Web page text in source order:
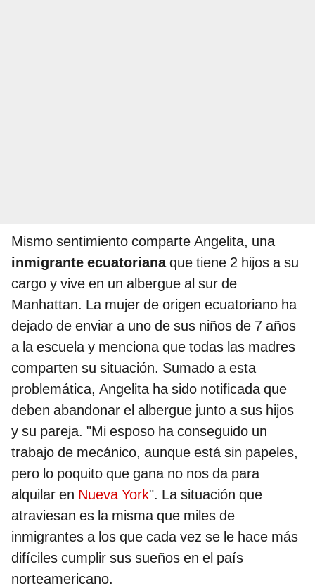
Mismo sentimiento comparte Angelita, una
inmigrante ecuatorianaque tiene 2 hijos a su
cargo y vive en un albergue al sur de
Manhattan. La mujer de origen ecuatoriano ha
dejado de enviar a uno de sus niños de 7 años
a la escuela y menciona que todas las madres
comparten su situación. Sumado a esta
problemática, Angelita ha sido notificada que
deben abandonar el albergue junto a sus hijos
y su pareja. "Mi esposo ha conseguido un
trabajo de mecánico, aunque está sin papeles,
pero lo poquito que gana no nos da para
alquilar en Nueva York". La situación que
atraviesan es la misma que miles de
inmigrantes a los que cada vez se le hace más
difíciles cumplir sus sueños en el país
norteamericano.